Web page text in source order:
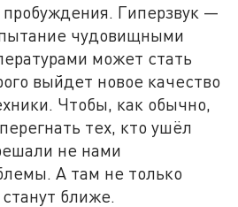
Гиперзвук —
чудовищными
может стать
выйдет новое качество
Чтобы, как обычно,
тех, кто ушёл
не нами
А там не только
ближе.